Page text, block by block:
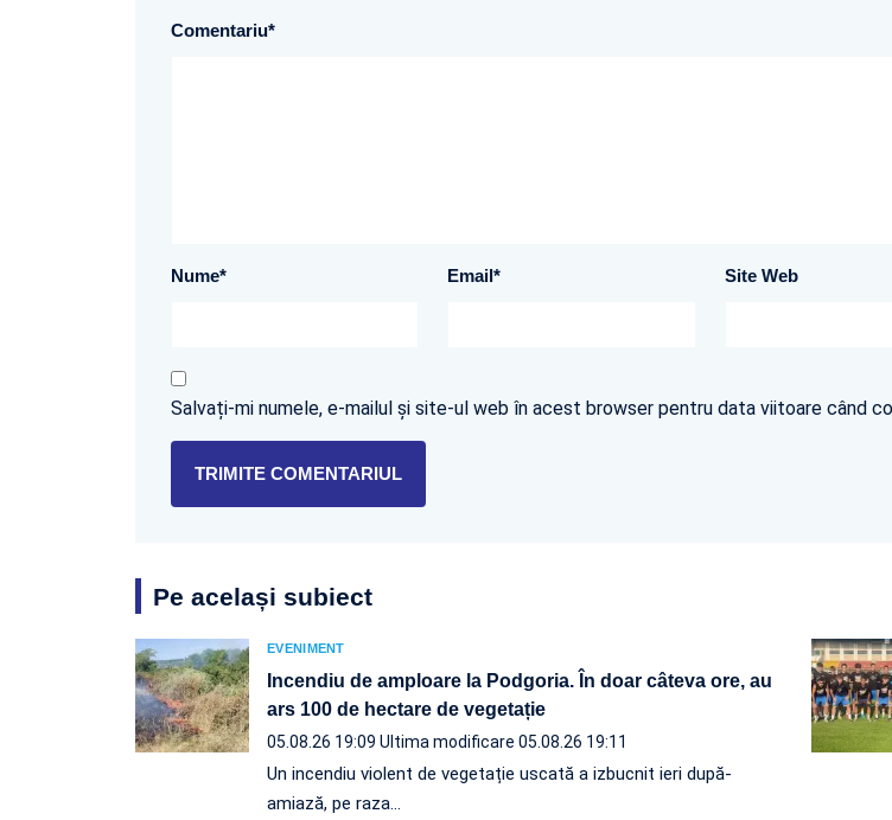
Comentariu*
Nume* Email* Site Web
Salvați-mi numele, e-mailul și site-ul web în acest browser pentru data viitoare când
Pe același subiect
EVENIMENT
Incendiu de amploare la Podgoria. În doar câteva ore, au
ars 100 de hectare de vegetație
05.08.26 19:09 Ultima modificare 05.08.26 19:11
Un incendiu violent de vegetație uscată a izbucnit ieri după-
amiază, pe raza…